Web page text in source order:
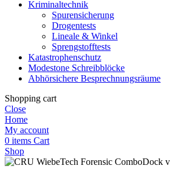
Kriminaltechnik
Spurensicherung
Drogentests
Lineale & Winkel
Sprengstofftests
Katastrophenschutz
Modestone Schreibblöcke
Abhörsichere Besprechnungsräume
Shopping cart
Close
Home
My account
0 items Cart
Shop